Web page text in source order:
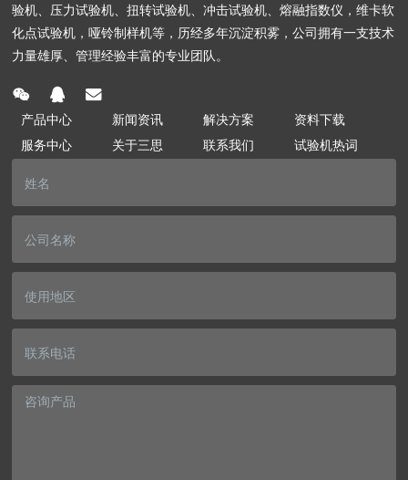
验机、压力试验机、扭转试验机、冲击试验机、熔融指数仪，维卡软
化点试验机，哑铃制样机等，历经多年沉淀积雾，公司拥有一支技术
力量雄厚、管理经验丰富的专业团队。
产品中心 新闻资讯 解决方案
资料下载
服务中心
关于三思 联系我们 试验机热词